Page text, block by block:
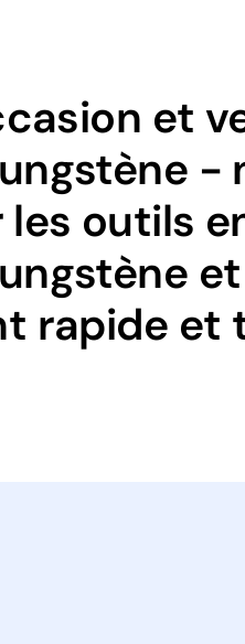
et
-
outils
rapide et